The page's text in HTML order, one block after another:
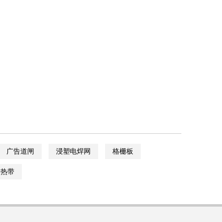
广告道闸 浸塑电焊网 格栅板
带